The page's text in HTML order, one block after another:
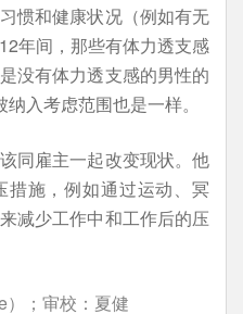
惯和健康状况（例如有无
年间，那些有体力透支感
没有体力透支感的男性的
入考虑范围也是一样。
同雇主一起改变现状。他
措施，例如通过运动、冥
减少工作中和工作后的压
；审校：夏健